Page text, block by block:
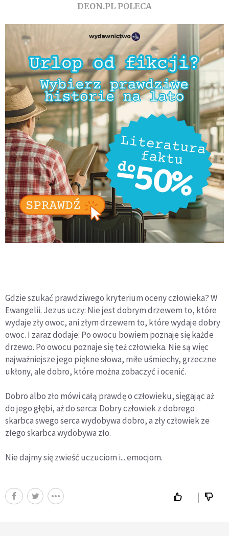
DEON.PL POLECA
Gdzie szukać prawdziwego kryterium oceny człowieka? W
Ewangelii. Jezus uczy: Nie jest dobrym drzewem to, które
wydaje zły owoc, ani złym drzewem to, które wydaje dobry
owoc. I zaraz dodaje: Po owocu bowiem poznaje się każde
drzewo. Po owocu poznaje się też człowieka. Nie są więc
najważniejsze jego piękne słowa, miłe uśmiechy, grzeczne
ukłony, ale dobro, które można zobaczyć i ocenić.
Dobro albo zło mówi całą prawdę o człowieku, sięgając aż
do jego głębi, aż do serca: Dobry człowiek z dobrego
skarbca swego serca wydobywa dobro, a zły człowiek ze
złego skarbca wydobywa zło.
Nie dajmy się zwieść uczuciom i... emocjom.